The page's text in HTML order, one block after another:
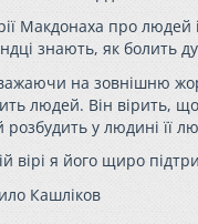
Макдонаха про
знають, як болить
на зовнішню
людей. Він вірить,
розбудить у людині її
вірі я його щиро
Кашліков